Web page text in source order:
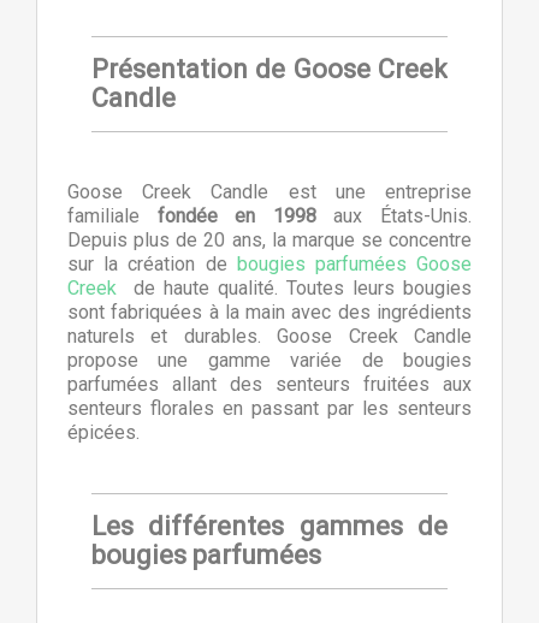
Présentation de Goose Creek
Candle
Goose Creek Candle est une entreprise
familiale fondée en 1998aux États-Unis.
Depuis plus de 20 ans, la marque se concentre
sur la création de bougies parfumées Goose
Creek de haute qualité. Toutes leurs bougies
sont fabriquées à la main avec des ingrédients
naturels et durables. Goose Creek Candle
propose une gamme variée de bougies
parfumées allant des senteurs fruitées aux
senteurs florales en passant par les senteurs
épicées.
Les différentes gammes de
bougies parfumées